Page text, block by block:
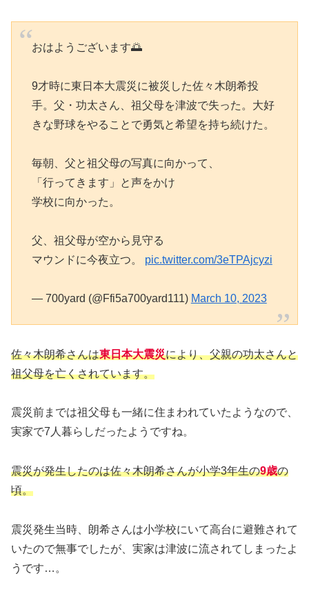
おはようございます🌅
9才時に東日本大震災に被災した佐々木朗希投
手。父・功太さん、祖父母を津波で失った。大好
きな野球をやることで勇気と希望を持ち続けた。
毎朝、父と祖父母の写真に向かって、
「行ってきます」と声をかけ
学校に向かった。
父、祖父母が空から見守る
マウンドに今夜立つ。 pic.twitter.com/3eTPAjcyzi
— 700yard (@Ffi5a700yard111) March 10, 2023
佐々木朗希さんは東日本大震災により、父親の功太さんと
祖父母を亡くされています。
震災前までは祖父母も一緒に住まわれていたようなので、
実家で7人暮らしだったようですね。
震災が発生したのは佐々木朗希さんが小学3年生の9歳の
頃。
震災発生当時、朗希さんは小学校にいて高台に避難されて
いたので無事でしたが、実家は津波に流されてしまったよ
うです…。